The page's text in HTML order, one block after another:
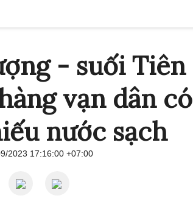
- suối Tiên
vạn dân có
nước sạch
2023 17:16:00 +07:00